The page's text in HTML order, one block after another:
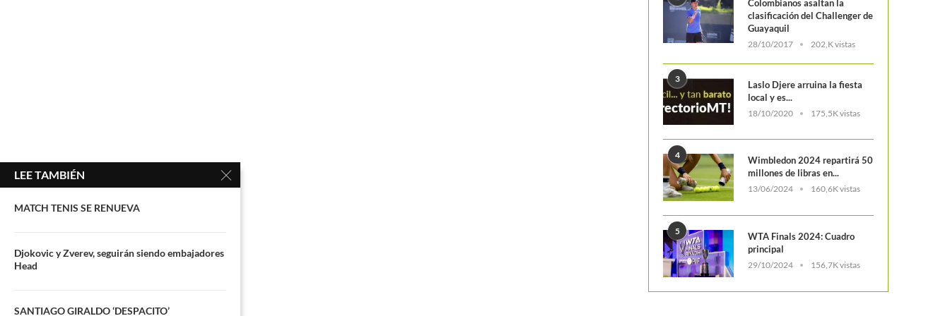
Colombianos asaltan la
clasificación del Challenger de
Guayaquil
28/10/2017 202,K vistas
3
Laslo Djere arruina la fiesta
local y es...
18/10/2020 175,5K vistas
4
Wimbledon 2024 repartirá 50
millones de libras en...
13/06/2024 160,6K vistas
5
WTA Finals 2024: Cuadro
principal
29/10/2024 156,7K vistas
LEE TAMBIÉN
MATCH TENIS SE RENUEVA
Djokovic y Zverev, seguirán siendo embajadores
Head
SANTIAGO GIRALDO ‘DESPACITO’